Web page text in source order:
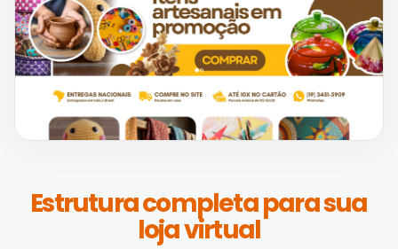
Estrutura completa para sua
loja virtual